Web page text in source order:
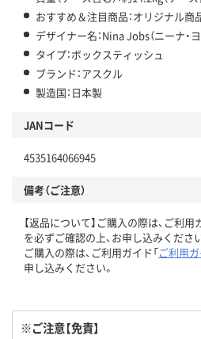
おすすめ＆注目商品：オリジナル商
デザイナー名：Nina Jobs（ニーナ・ヨ
タイプ：ボックスティッシュ
ブランド：アスクル
製造国：日本製
JANコード
4535164066945
備考（ご注意）
【返品について】ご購入の際は、ご利用
を必ずご確認の上、お申し込みください
ご購入の際は、ご利用ガイド「ご利用
申し込みください。
※ご注意【免責】